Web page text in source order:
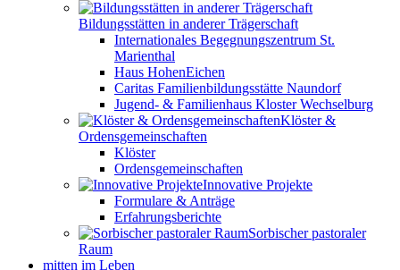
Bildungsstätten in anderer Trägerschaft
Internationales Begegnungszentrum St.
Marienthal
Haus HohenEichen
Caritas Familienbildungsstätte Naundorf
Jugend- & Familienhaus Kloster Wechselburg
Klöster &
Ordensgemeinschaften
Klöster
Ordensgemeinschaften
Innovative Projekte
Formulare & Anträge
Erfahrungsberichte
Sorbischer pastoraler
Raum
mitten im Leben